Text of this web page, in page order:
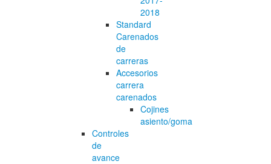
2018
Standard
Carenados
de
carreras
Accesorios
carrera
carenados
Cojines
asiento/goma
Controles
de
avance